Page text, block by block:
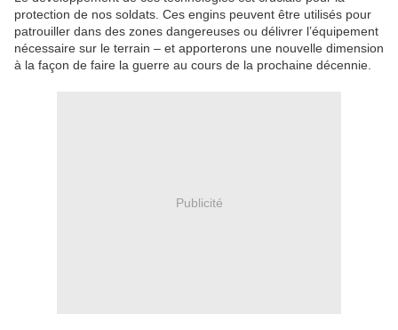
protection de nos soldats. Ces engins peuvent être utilisés pour
patrouiller dans des zones dangereuses ou délivrer l’équipement
nécessaire sur le terrain – et apporterons une nouvelle dimension
à la façon de faire la guerre au cours de la prochaine décennie.
Publicité